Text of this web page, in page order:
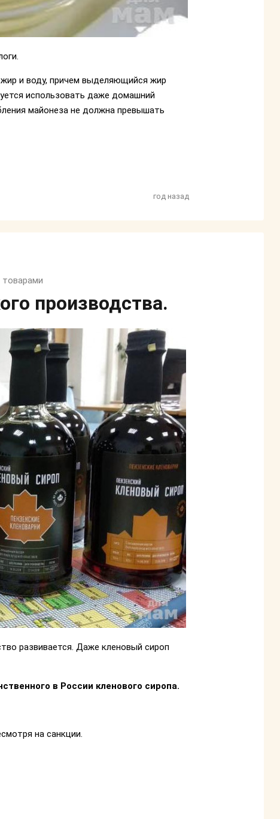
и воду, причем выделяющийся жир
использовать даже домашний
майонеза не должна превышать
год назад
товарами
производства.
развивается. Даже кленовый сироп
в России кленового сиропа.
на санкции.